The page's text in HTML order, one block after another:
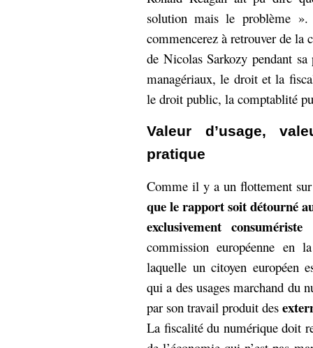
solution mais le problème
commencerez à retrouver de la
de Nicolas Sarkozy pendant
managériaux, le droit et la
le droit public, la comptablité
Valeur d’usage,
pratique
Comme il y a un flottement
que le rapport soit détourné
exclusivement consumériste
commission européenne en
laquelle un citoyen européen
qui a des usages marchand du
par son travail produit des
La fiscalité du numérique doit